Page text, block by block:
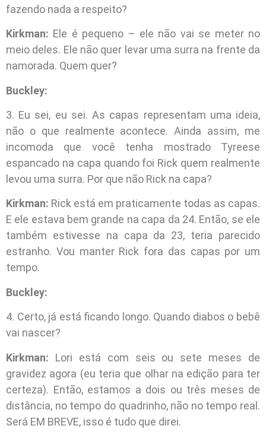
fazendo nada a respeito?
Kirkman: Ele é pequeno – ele não vai se meter no
meio deles. Ele não quer levar uma surra na frente da
namorada. Quem quer?
Buckley:
3. Eu sei, eu sei. As capas representam uma ideia,
não o que realmente acontece. Ainda assim, me
incomoda que você tenha mostrado Tyreese
espancado na capa quando foi Rick quem realmente
levou uma surra. Por que não Rick na capa?
Kirkman: Rick está em praticamente todas as capas.
E ele estava bem grande na capa da 24. Então, se ele
também estivesse na capa da 23, teria parecido
estranho. Vou manter Rick fora das capas por um
tempo.
Buckley:
4. Certo, já está ficando longo. Quando diabos o bebê
vai nascer?
Kirkman: Lori está com seis ou sete meses de
gravidez agora (eu teria que olhar na edição para ter
certeza). Então, estamos a dois ou três meses de
distância, no tempo do quadrinho, não no tempo real.
Será EM BREVE, isso é tudo que direi.